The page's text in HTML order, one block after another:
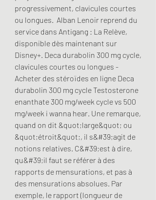
progressivement, clavicules courtes
ou longues.  Alban Lenoir reprend du
service dans Antigang : La Relève,
disponible dès maintenant sur
Disney+. Deca durabolin 300 mg cycle,
clavicules courtes ou longues -
Acheter des stéroïdes en ligne Deca
durabolin 300 mg cycle Testosterone
enanthate 300 mg/week cycle vs 500
mg/week i wanna hear. Une remarque,
quand on dit &quot;large&quot; ou
&quot;étroit&quot;, il s&#39;agit de
notions relatives. C&#39;est à dire,
qu&#39;il faut se référer à des
rapports de mensurations, et pas à
des mensurations absolues. Par
exemple, le rapport (longueur de